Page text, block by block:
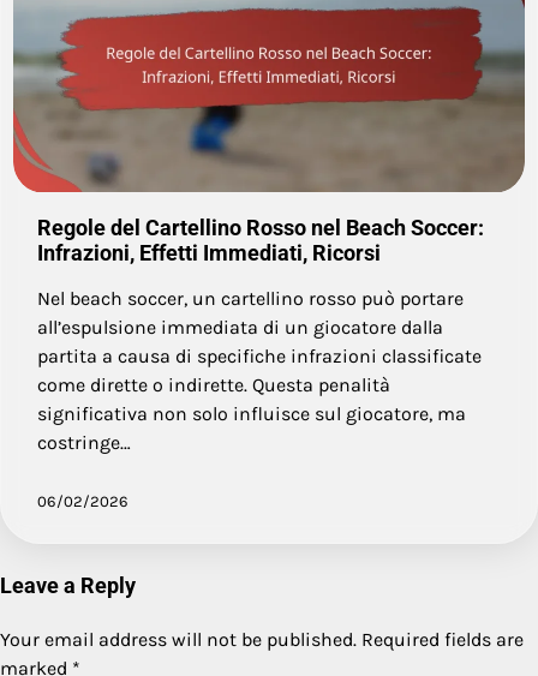
Regole del Cartellino Rosso nel Beach Soccer:
Infrazioni, Effetti Immediati, Ricorsi
Nel beach soccer, un cartellino rosso può portare
all’espulsione immediata di un giocatore dalla
partita a causa di specifiche infrazioni classificate
come dirette o indirette. Questa penalità
significativa non solo influisce sul giocatore, ma
costringe…
06/02/2026
Leave a Reply
Your email address will not be published. Required fields are
marked *